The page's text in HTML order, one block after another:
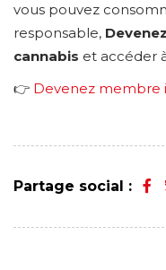
vous pouvez
responsable,
cannabis et accéder
👉 Devenez membre
Partage social :